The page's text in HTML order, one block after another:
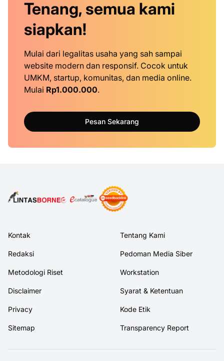
Tenang, semua kami
siapkan!
Mulai dari legalitas usaha yang sah sampai
website modern dan responsif. Cocok untuk
UMKM, startup, komunitas, dan media online.
Mulai Rp1.000.000.
Pesan Sekarang
Kontak Tentang Kami
Redaksi Pedoman Media Siber
Metodologi Riset Workstation
Disclaimer Syarat & Ketentuan
Privacy Kode Etik
Sitemap Transparency Report